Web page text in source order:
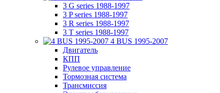
3 G series 1988-1997
3 P series 1988-1997
3 R series 1988-1997
3 T series 1988-1997
4 BUS 1995-2007
Двигатель
КПП
Рулевое управление
Тормозная система
Трансмиссия